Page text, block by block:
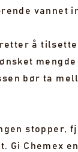
vannet
å
bør ta
stopper,
Gi Chemex